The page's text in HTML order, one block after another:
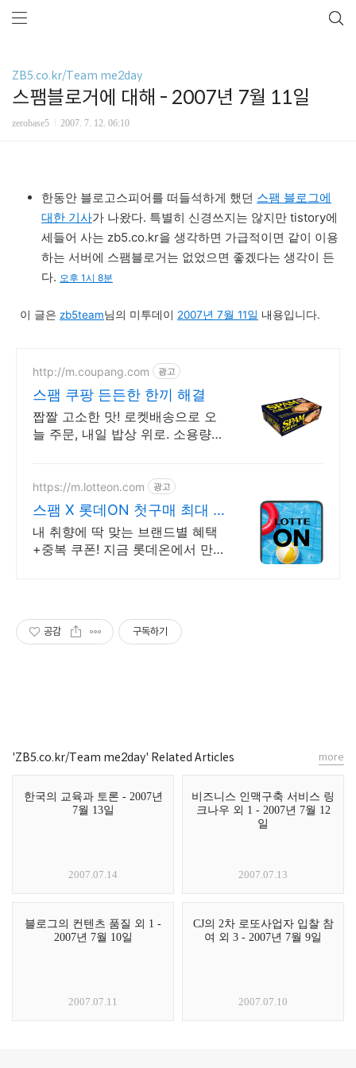
ZB5.co.kr/Team me2day
스팸블로거에 대해 - 2007년 7월 11일
zerobase5 2007. 7. 12. 06:10
한동안 블로고스피어를 떠들석하게 했던 스팸 블로그에
대한 기사가 나왔다. 특별히 신경쓰지는 않지만 tistory에
세들어 사는 zb5.co.kr을 생각하면 가급적이면 같이 이용
하는 서버에 스팸블로거는 없었으면 좋겠다는 생각이 든
다. 오후 1시 8분
이 글은 zb5team님의 미투데이 2007년 7월 11일 내용입니다.
http://m.coupang.com 광고
스팸 쿠팡 든든한 한끼 해결
짭짤 고소한 맛! 로켓배송으로 오
늘 주문, 내일 밥상 위로. 소용량으
https://m.lotteon.com 광고
스팸 X 롯데ON 첫구매 최대 5
천원 혜택!
내 취향에 딱 맞는 브랜드별 혜택
+중복 쿠폰! 지금 롯데온에서 만나
공감 구독하기
'ZB5.co.kr/Team me2day' Related Articles
한국의 교육과 토론 - 2007년
7월 13일
2007.07.14
비즈니스 인맥구축 서비스 링
크나우 외 1 - 2007년 7월 12
일
2007.07.13
블로그의 컨텐츠 품질 외 1 -
2007년 7월 10일
2007.07.11
CJ의 2차 로또사업자 입찰 참
여 외 3 - 2007년 7월 9일
2007.07.10
more